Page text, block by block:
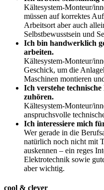
Kältesystem-Monteur/
müssen auf korrektes
Arbeitsort aber auch
Selbstbewusstsein und
Ich bin handwerklich
arbeiten.
Kältesystem-Monteur/
Geschick, um die
Maschinen montieren
Ich verstehe
zuhören.
Kältesystem-Monteur/
anspruchsvolle
Ich interessiere mich
Wer gerade in die
natürlich noch nicht mit
auskennen – ein reges
Elektrotechnik sowie
aber wichtig.
cool & clever